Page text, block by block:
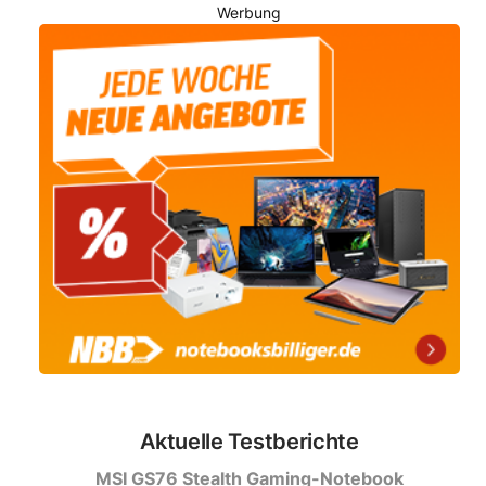
Werbung
Aktuelle Testberichte
MSI GS76 Stealth Gaming-Notebook